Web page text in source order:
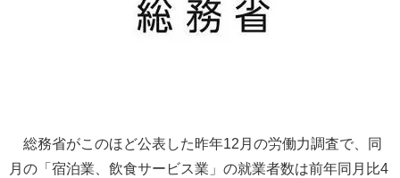
総務省がこのほど公表した昨年12月の労働力調査で、同
月の「宿泊業、飲食サービス業」の就業者数は前年同月比4